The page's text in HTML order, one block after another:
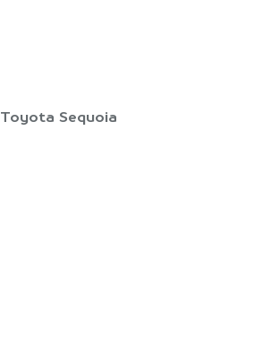
Toyota Sequoia